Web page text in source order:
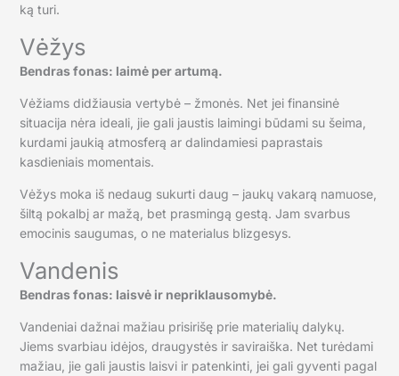
ką turi.
Vėžys
Bendras fonas: laimė per artumą.
Vėžiams didžiausia vertybė – žmonės. Net jei finansinė
situacija nėra ideali, jie gali jaustis laimingi būdami su šeima,
kurdami jaukią atmosferą ar dalindamiesi paprastais
kasdieniais momentais.
Vėžys moka iš nedaug sukurti daug – jaukų vakarą namuose,
šiltą pokalbį ar mažą, bet prasmingą gestą. Jam svarbus
emocinis saugumas, o ne materialus blizgesys.
Vandenis
Bendras fonas: laisvė ir nepriklausomybė.
Vandeniai dažnai mažiau prisirišę prie materialių dalykų.
Jiems svarbiau idėjos, draugystės ir saviraiška. Net turėdami
mažiau, jie gali jaustis laisvi ir patenkinti, jei gali gyventi pagal